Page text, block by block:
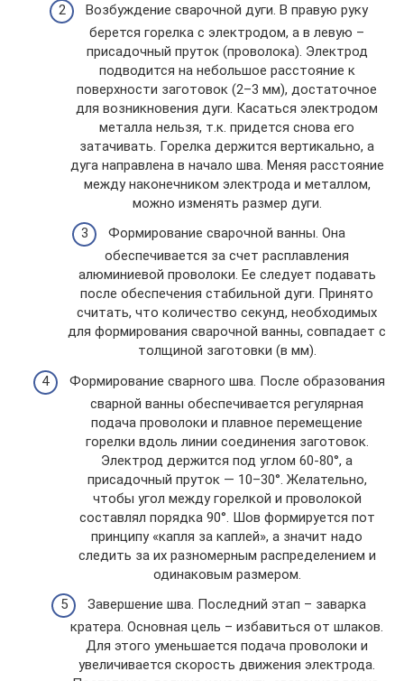
Возбуждение сварочной дуги. В правую руку
берется горелка с электродом, а в левую –
присадочный пруток (проволока). Электрод
подводится на небольшое расстояние к
поверхности заготовок (2–3 мм), достаточное
для возникновения дуги. Касаться электродом
металла нельзя, т.к. придется снова его
затачивать. Горелка держится вертикально, а
дуга направлена в начало шва. Меняя расстояние
между наконечником электрода и металлом,
можно изменять размер дуги.
Формирование сварочной ванны. Она
обеспечивается за счет расплавления
алюминиевой проволоки. Ее следует подавать
после обеспечения стабильной дуги. Принято
считать, что количество секунд, необходимых
для формирования сварочной ванны, совпадает с
толщиной заготовки (в мм).
Формирование сварного шва. После образования
сварной ванны обеспечивается регулярная
подача проволоки и плавное перемещение
горелки вдоль линии соединения заготовок.
Электрод держится под углом 60-80°, а
присадочный пруток — 10–30°. Желательно,
чтобы угол между горелкой и проволокой
составлял порядка 90°. Шов формируется пот
принципу «капля за каплей», а значит надо
следить за их разномерным распределением и
одинаковым размером.
Завершение шва. Последний этап – заварка
кратера. Основная цель – избавиться от шлаков.
Для этого уменьшается подача проволоки и
увеличивается скорость движения электрода.